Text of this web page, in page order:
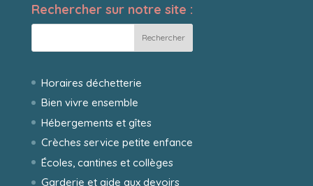
Rechercher sur notre site :
Horaires déchetterie
Bien vivre ensemble
Hébergements et gîtes
Crèches service petite enfance
Écoles, cantines et collèges
Garderie et aide aux devoirs